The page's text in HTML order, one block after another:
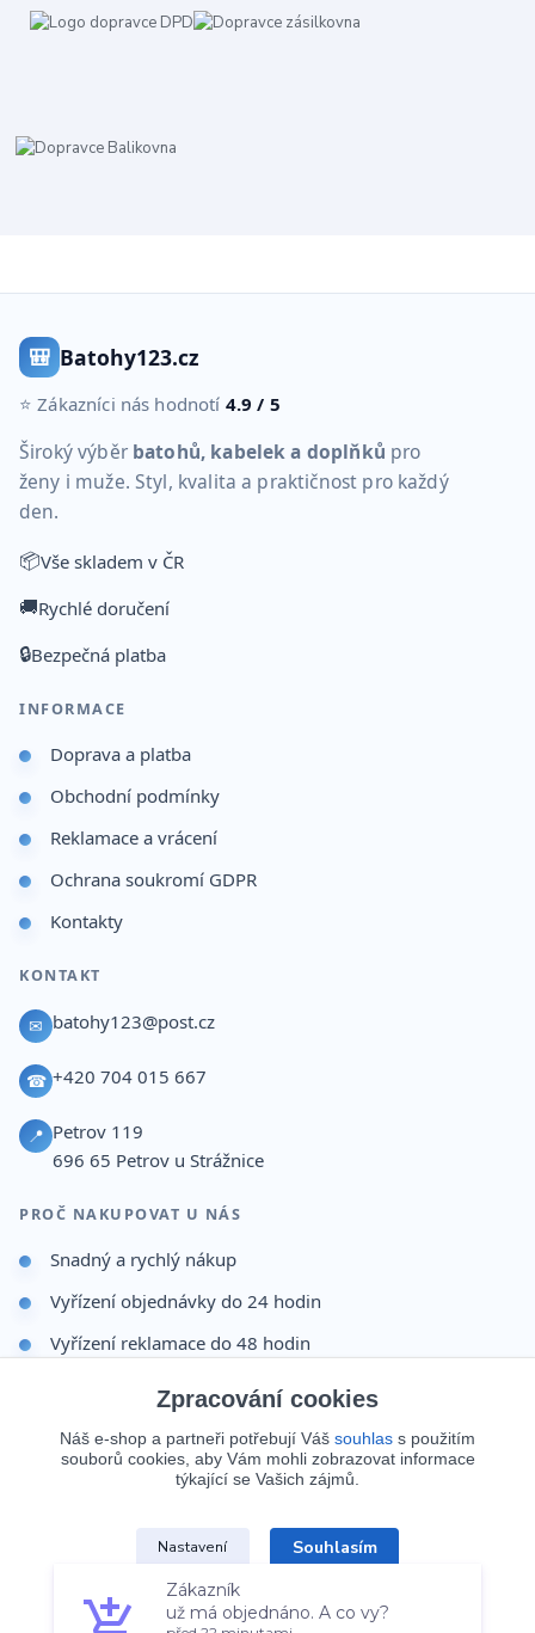
🎒 Batohy123.cz
⭐ Zákazníci nás hodnotí 4.9 / 5
Široký výběr batohů, kabelek a doplňků pro
ženy i muže. Styl, kvalita a praktičnost pro každý
den.
📦Vše skladem v ČR
🚚Rychlé doručení
🔒Bezpečná platba
INFORMACE
Doprava a platba
Obchodní podmínky
Reklamace a vrácení
Ochrana soukromí GDPR
Kontakty
KONTAKT
✉ batohy123@post.cz
☎ +420 704 015 667
📍 Petrov 119
696 65 Petrov u Strážnice
PROČ NAKUPOVAT U NÁS
Snadný a rychlý nákup
Vyřízení objednávky do 24 hodin
Vyřízení reklamace do 48 hodin
Dárek po dokončení objednávky
Odesíláme i na Slovensko
Doprava 65 Kč nad 499 Kč
© 2026 Batohy123.cz. Všechna práva vyhrazena.
Zpracování cookies
Náš e-shop a partneři potřebují Váš souhlas s použitím
souborů cookies, aby Vám mohli zobrazovat informace
týkající se Vašich zájmů.
Nastavení Souhlasím
Souhlas můžete odmítnoutzde.
už má objednáno. A co vy?